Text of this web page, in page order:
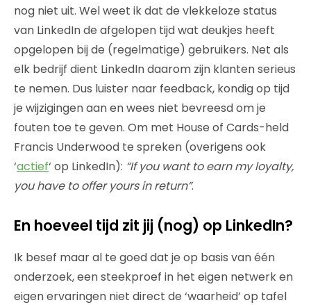
nog niet uit. Wel weet ik dat de vlekkeloze status
van LinkedIn de afgelopen tijd wat deukjes heeft
opgelopen bij de (regelmatige) gebruikers. Net als
elk bedrijf dient LinkedIn daarom zijn klanten serieus
te nemen. Dus luister naar feedback, kondig op tijd
je wijzigingen aan en wees niet bevreesd om je
fouten toe te geven. Om met House of Cards-held
Francis Underwood te spreken (overigens ook
‘actief‘ op LinkedIn): “If you want to earn my loyalty,
you have to offer yours in return”.
En hoeveel tijd zit jij (nog) op LinkedIn?
Ik besef maar al te goed dat je op basis van één
onderzoek, een steekproef in het eigen netwerk en
eigen ervaringen niet direct de ‘waarheid’ op tafel